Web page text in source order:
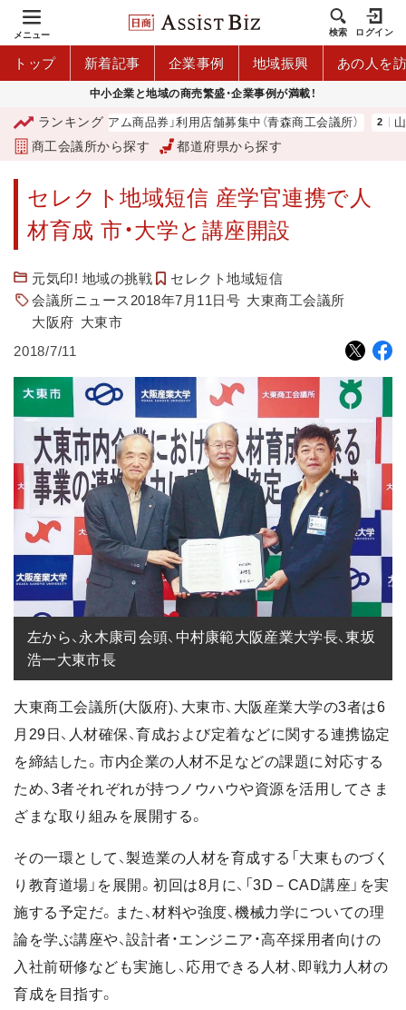
メニュー 検索 ログイン
トップ 新着記事 企業事例 地域振興 あの人を
中小企業と地域の商売繁盛・企業事例が満載！
ランキング
「青森市プレミアム商品券」利用店舗募集中（青森商工会議所） 山中
商工会議所から探す 都道府県から探す
セレクト地域短信 産学官連携で人
材育成 市・大学と講座開設
元気印! 地域の挑戦
セレクト地域短信
会議所ニュース2018年7月11日号 大東商工会議所
大阪府 大東市
2018/7/11
左から、永木康司会頭、中村康範大阪産業大学長、東坂
浩一大東市長
大東商工会議所(大阪府)、大東市、大阪産業大学の3者は6
月29日、人材確保、育成および定着などに関する連携協定
を締結した。市内企業の人材不足などの課題に対応する
ため、3者それぞれが持つノウハウや資源を活用してさま
ざまな取り組みを展開する。
その一環として、製造業の人材を育成する「大東ものづく
り教育道場」を展開。初回は8月に、「3D－CAD講座」を実
施する予定だ。また、材料や強度、機械力学についての理
論を学ぶ講座や、設計者・エンジニア・高卒採用者向けの
入社前研修なども実施し、応用できる人材、即戦力人材の
育成を目指す。